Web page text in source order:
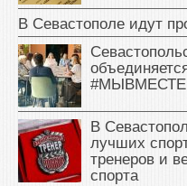
В Севастополе идут
#МЫВМЕСТЕ
В
лучших
тренеров и
спорта